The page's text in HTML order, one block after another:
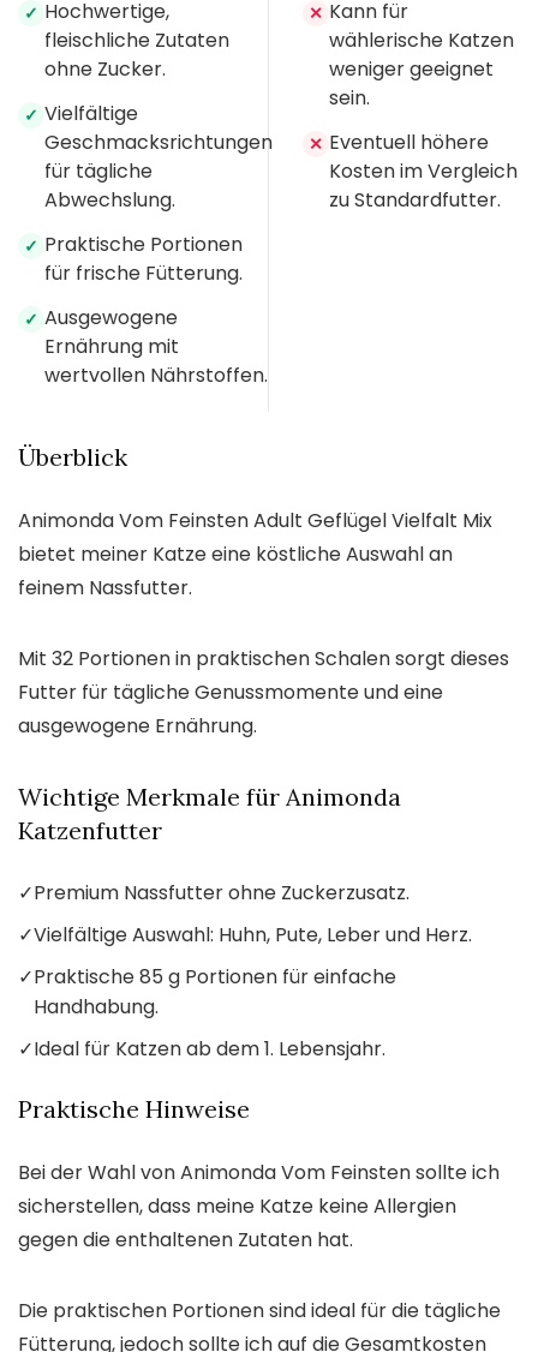
✓ Hochwertige,
fleischliche Zutaten
ohne Zucker.
✓ Vielfältige
Geschmacksrichtungen
für tägliche
Abwechslung.
✓ Praktische Portionen
für frische Fütterung.
✓ Ausgewogene
Ernährung mit
wertvollen Nährstoffen.
✕ Kann für
wählerische Katzen
weniger geeignet
sein.
✕ Eventuell höhere
Kosten im Vergleich
zu Standardfutter.
Überblick
Animonda Vom Feinsten Adult Geflügel Vielfalt Mix
bietet meiner Katze eine köstliche Auswahl an
feinem Nassfutter.
Mit 32 Portionen in praktischen Schalen sorgt dieses
Futter für tägliche Genussmomente und eine
ausgewogene Ernährung.
Wichtige Merkmale für Animonda
Katzenfutter
✓Premium Nassfutter ohne Zuckerzusatz.
✓Vielfältige Auswahl: Huhn, Pute, Leber und Herz.
✓Praktische 85 g Portionen für einfache
Handhabung.
✓Ideal für Katzen ab dem 1. Lebensjahr.
Praktische Hinweise
Bei der Wahl von Animonda Vom Feinsten sollte ich
sicherstellen, dass meine Katze keine Allergien
gegen die enthaltenen Zutaten hat.
Die praktischen Portionen sind ideal für die tägliche
Fütterung, jedoch sollte ich auf die Gesamtkosten